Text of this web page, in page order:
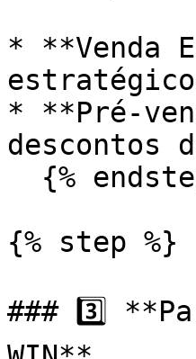
* **Venda
* **Pré-
descontos
{% step %}
### 3️⃣